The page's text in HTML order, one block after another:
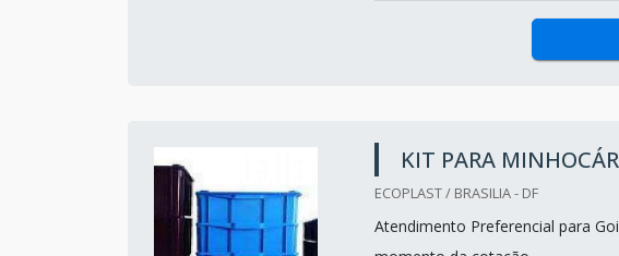
KIT PARA
ECOPLAST / BRASILIA - DF
Atendimento Preferencial para